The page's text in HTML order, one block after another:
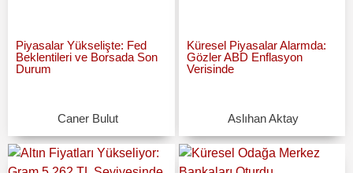
Piyasalar Yükselişte: Fed
Beklentileri ve Borsada Son
Durum
Caner Bulut
Küresel Piyasalar Alarmda:
Gözler ABD Enflasyon
Verisinde
Aslıhan Aktay